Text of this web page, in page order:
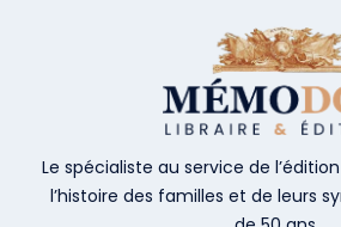
Le spécialiste au service de
l’histoire des familles et de leurs